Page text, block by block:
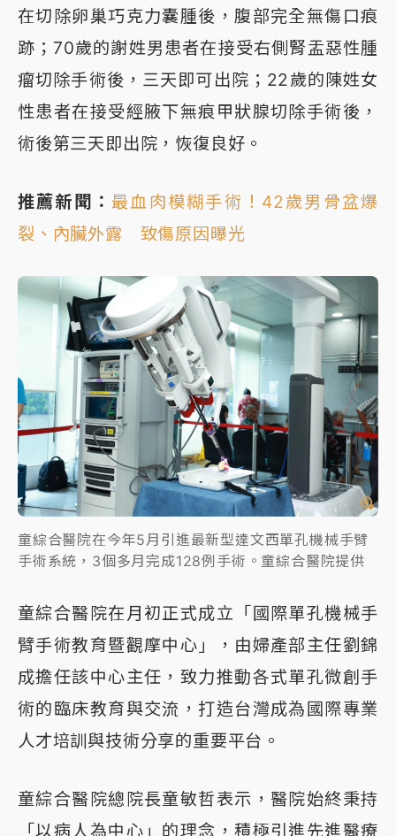
在切除卵巢巧克力囊腫後，腹部完全無傷口痕
跡；70歲的謝姓男患者在接受右側腎盂惡性腫
瘤切除手術後，三天即可出院；22歲的陳姓女
性患者在接受經腋下無痕甲狀腺切除手術後，
術後第三天即出院，恢復良好。
推薦新聞：最血肉模糊手術！42歲男骨盆爆
裂、內臟外露 致傷原因曝光
童綜合醫院在今年5月引進最新型達文西單孔機械手臂
手術系統，3個多月完成128例手術。童綜合醫院提供
童綜合醫院在月初正式成立「國際單孔機械手
臂手術教育暨觀摩中心」，由婦產部主任劉錦
成擔任該中心主任，致力推動各式單孔微創手
術的臨床教育與交流，打造台灣成為國際專業
人才培訓與技術分享的重要平台。
童綜合醫院總院長童敏哲表示，醫院始終秉持
「以病人為中心」的理念，積極引進先進醫療